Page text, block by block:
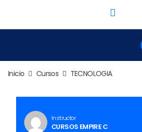
Inicio Cursos TECNOLOGIA
Instructor
CURSOS EMPIRE C